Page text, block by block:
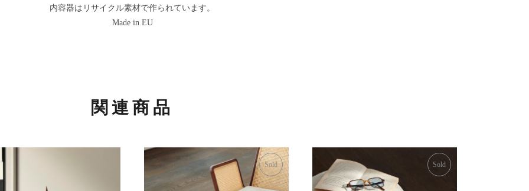
内容器はリサイクル素材で作られています。
Made in EU
関連商品
Sold Sold